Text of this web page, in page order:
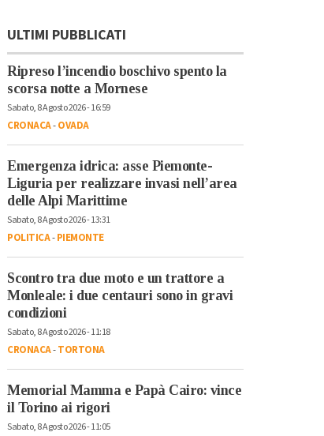
ULTIMI PUBBLICATI
Ripreso l’incendio boschivo spento la
scorsa notte a Mornese
Sabato, 8 Agosto 2026 - 16:59
CRONACA-OVADA
Emergenza idrica: asse Piemonte-
Liguria per realizzare invasi nell’area
delle Alpi Marittime
Sabato, 8 Agosto 2026 - 13:31
POLITICA-PIEMONTE
Scontro tra due moto e un trattore a
Monleale: i due centauri sono in gravi
condizioni
Sabato, 8 Agosto 2026 - 11:18
CRONACA-TORTONA
Memorial Mamma e Papà Cairo: vince
il Torino ai rigori
Sabato, 8 Agosto 2026 - 11:05